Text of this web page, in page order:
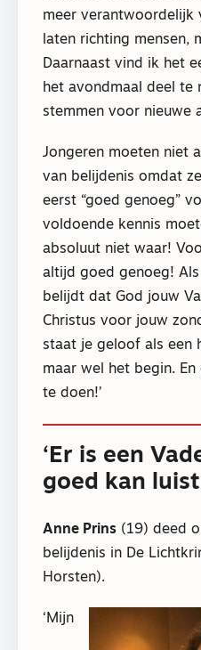
meer verantwoordelijk
laten richting mensen,
Daarnaast vind ik het
het avondmaal deel te
stemmen voor nieuwe
Jongeren moeten niet
van belijdenis omdat
eerst “goed genoeg”
voldoende kennis
absoluut niet waar!
altijd goed genoeg!
belijdt dat God jouw
Christus voor jouw
staat je geloof als een
maar wel het begin.
te doen!’
‘Er is een
goed kan
Anne Prins (19) deed
belijdenis in De
Horsten).
‘Mijn